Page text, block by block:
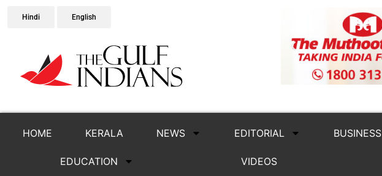
Hindi English
HOME KERALA NEWS EDITORIAL BUSINESS
EDUCATION VIDEOS